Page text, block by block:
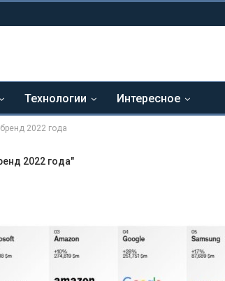
Технологии Интересное
2022 года
2022 года"